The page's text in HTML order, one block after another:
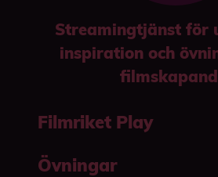
Streamingtjänst för
inspiration och
Filmriket Play
Övningar